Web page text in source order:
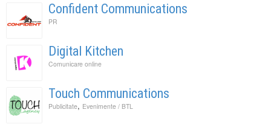
Confident Communications
PR
Digital Kitchen
Comunicare online
Touch Communications
Publicitate, Evenimente / BTL